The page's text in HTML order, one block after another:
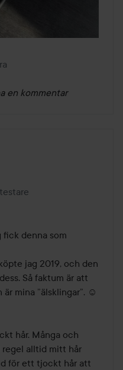
en kommentar
fick denna som
jag 2019, och den
Så faktum är att
mina ”älsklingar”. ☺️
hår. Många och
regel alltid mitt hår
för ett tjockt hår att